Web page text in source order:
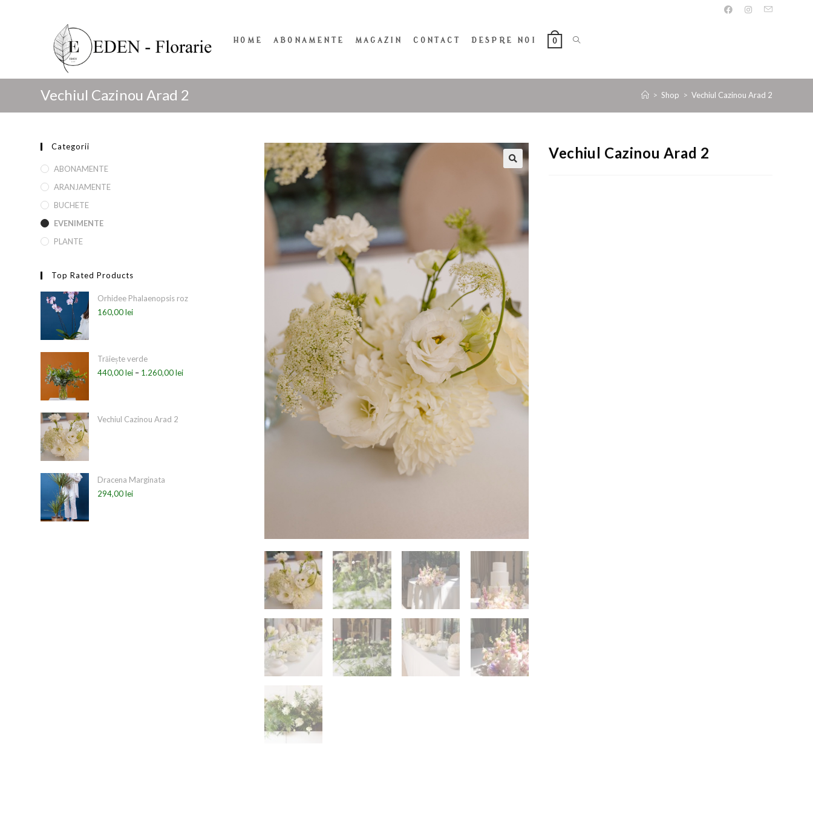
HOME ABONAMENTE MAGAZIN CONTACT DESPRE NOI 0
Vechiul Cazinou Arad 2 > Shop > Vechiul Cazinou Arad 2
Categorii
ABONAMENTE
ARANJAMENTE
BUCHETE
EVENIMENTE
PLANTE
Top Rated Products
Orhidee Phalaenopsis roz
160,00lei
Trăiește verde
440,00lei – 1.260,00lei
Vechiul Cazinou Arad 2
Dracena Marginata
294,00lei
🔍
Vechiul Cazinou Arad 2